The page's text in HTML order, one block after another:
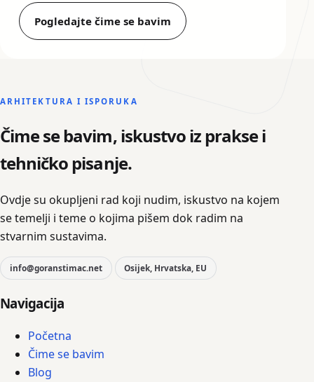
Pogledajte čime se bavim
ARHITEKTURA I ISPORUKA
Čime se bavim, iskustvo iz prakse i
tehničko pisanje.
Ovdje su okupljeni rad koji nudim, iskustvo na kojem
se temelji i teme o kojima pišem dok radim na
stvarnim sustavima.
info@goranstimac.net Osijek, Hrvatska, EU
Navigacija
Početna
Čime se bavim
Blog